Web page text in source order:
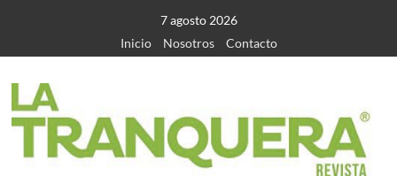
contenido
7 agosto 2026
Inicio
Nosotros Contacto